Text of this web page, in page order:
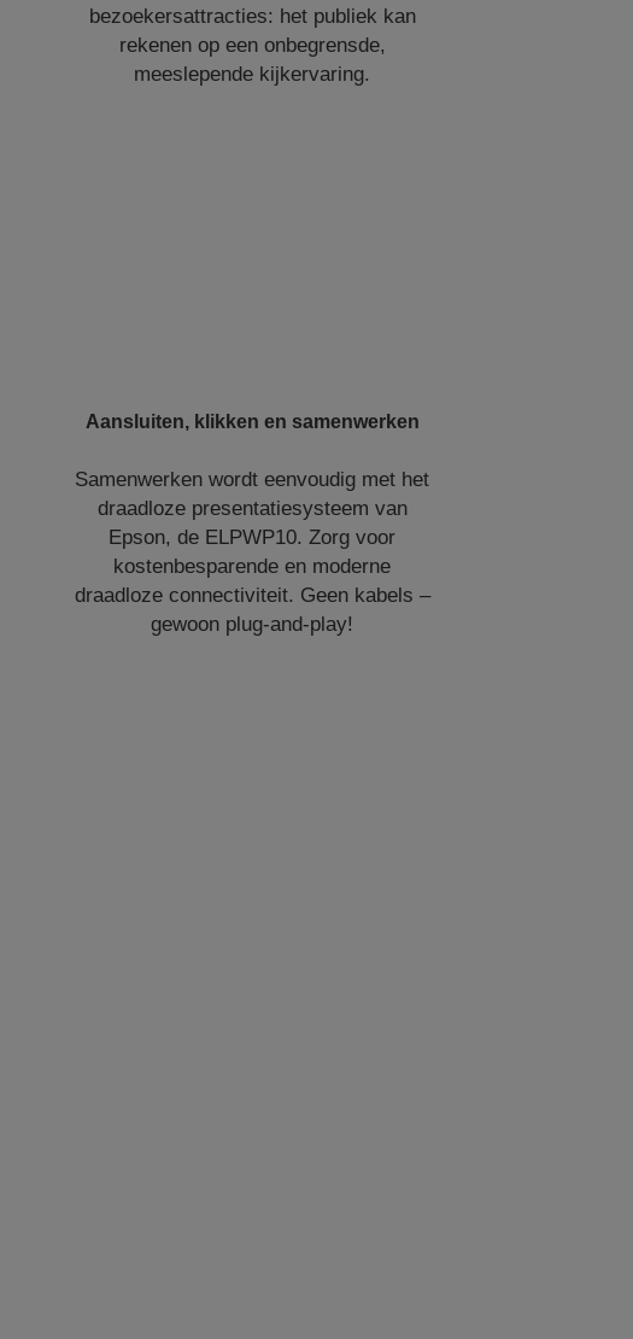
bezoekersattracties: het publiek kan
rekenen op een onbegrensde,
meeslepende kijkervaring.
Aansluiten, klikken en samenwerken
Samenwerken wordt eenvoudig met het
draadloze presentatiesysteem van
Epson, de ELPWP10. Zorg voor
kostenbesparende en moderne
draadloze connectiviteit. Geen kabels –
gewoon plug-and-play!